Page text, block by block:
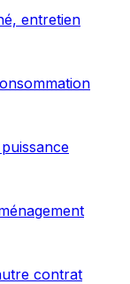
entretien
contrat